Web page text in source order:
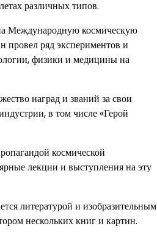
различных типов.
Международную космическую
провел ряд экспериментов и
физики и медицины на
наград и званий за свои
в том числе «Герой
космической
лекции и выступления на эту
литературой и изобразительным
нескольких книг и картин.